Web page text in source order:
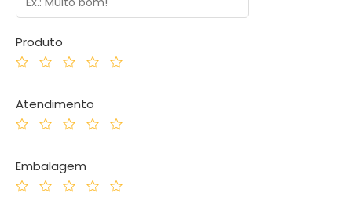
Produto
Atendimento
Embalagem